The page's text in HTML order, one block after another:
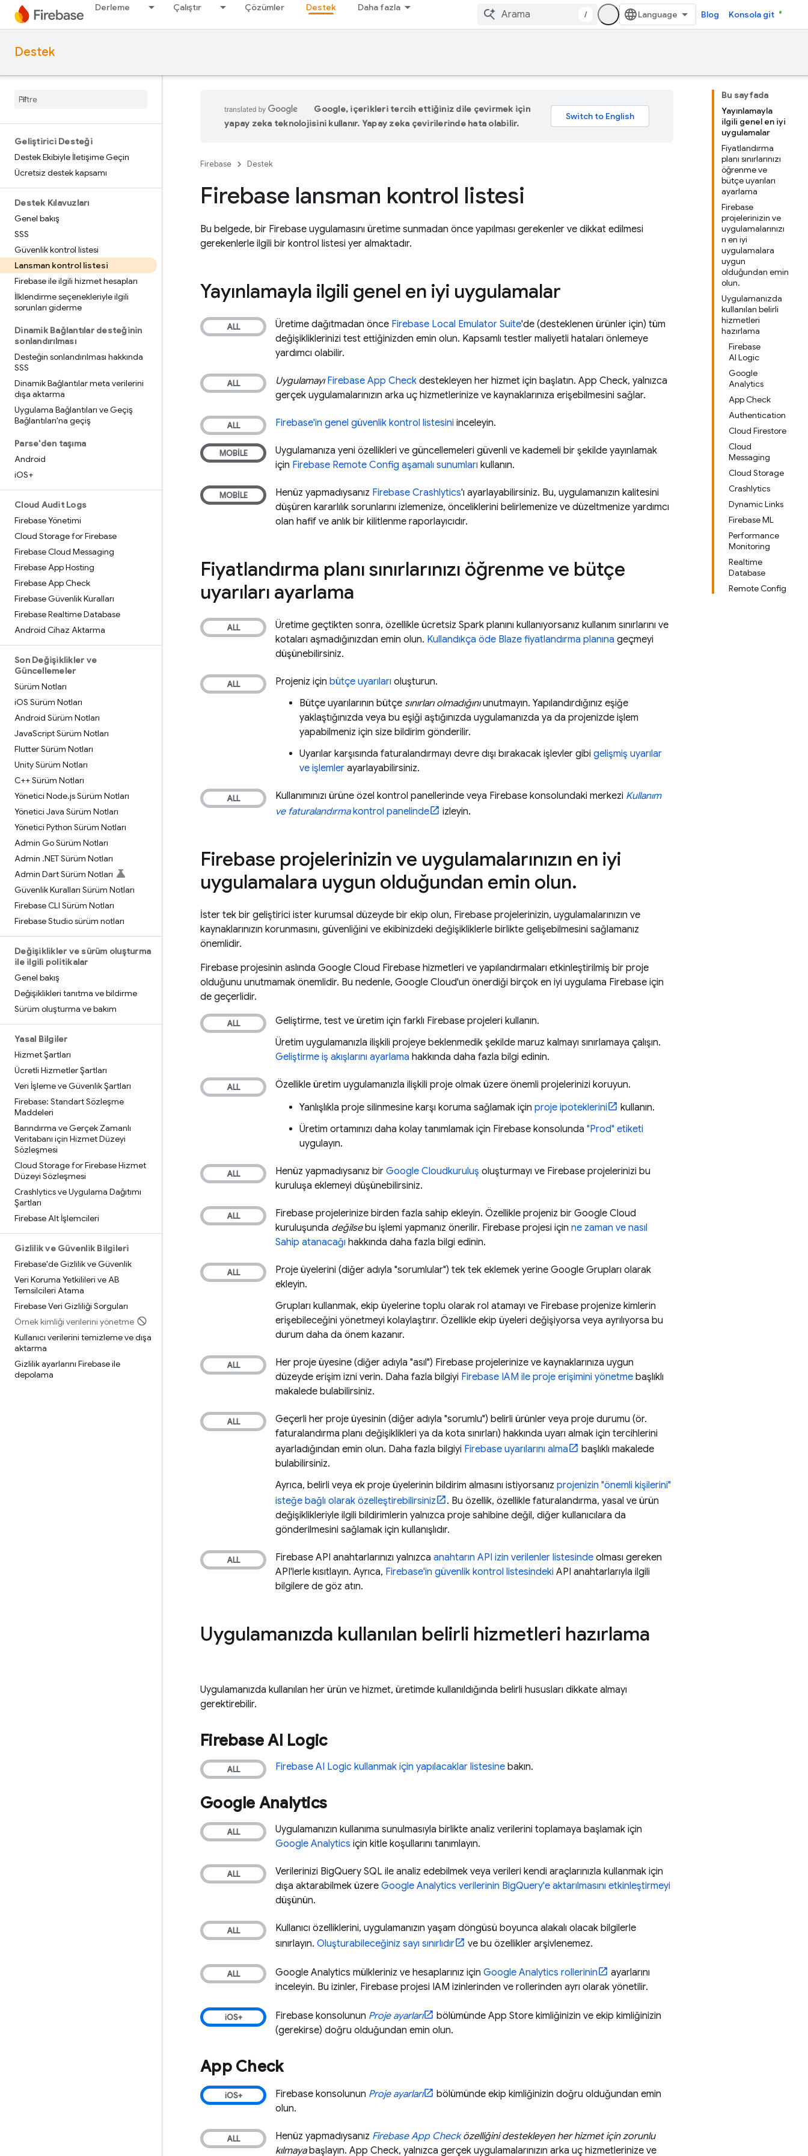
Derleme Çalıştır Çözümler Destek Daha fazla
/ Blog Konsola git
Destek
Geliştirici Desteği
Destek Ekibiyle İletişime Geçin
Ücretsiz destek kapsamı
Destek Kılavuzları
Genel bakış
SSS
Güvenlik kontrol listesi
Lansman kontrol listesi
Firebase ile ilgili hizmet hesapları
İlklendirme seçenekleriyle ilgili
sorunları giderme
Dinamik Bağlantılar desteğinin
sonlandırılması
Desteğin sonlandırılması hakkında
SSS
Dinamik Bağlantılar meta verilerini
dışa aktarma
Uygulama Bağlantıları ve Geçiş
Bağlantıları'na geçiş
Parse'den taşıma
Android
iOS+
Cloud Audit Logs
Firebase Yönetimi
Cloud Storage for Firebase
Firebase Cloud Messaging
Firebase App Hosting
Firebase App Check
Firebase Güvenlik Kuralları
Firebase Realtime Database
Android Cihaz Aktarma
Son Değişiklikler ve
Güncellemeler
Sürüm Notları
iOS Sürüm Notları
Android Sürüm Notları
JavaScript Sürüm Notları
Flutter Sürüm Notları
Unity Sürüm Notları
C++ Sürüm Notları
Yönetici Node.js Sürüm Notları
Yönetici Java Sürüm Notları
Yönetici Python Sürüm Notları
Admin Go Sürüm Notları
Admin .NET Sürüm Notları
Admin Dart Sürüm Notları
Güvenlik Kuralları Sürüm Notları
Firebase CLI Sürüm Notları
Firebase Studio sürüm notları
Değişiklikler ve sürüm oluşturma
ile ilgili politikalar
Genel bakış
Değişiklikleri tanıtma ve bildirme
Sürüm oluşturma ve bakım
Yasal Bilgiler
Hizmet Şartları
Ücretli Hizmetler Şartları
Veri İşleme ve Güvenlik Şartları
Firebase: Standart Sözleşme
Maddeleri
Barındırma ve Gerçek Zamanlı
Veritabanı için Hizmet Düzeyi
Sözleşmesi
Cloud Storage for Firebase Hizmet
Düzeyi Sözleşmesi
Crashlytics ve Uygulama Dağıtımı
Şartları
Firebase Alt İşlemcileri
Gizlilik ve Güvenlik Bilgileri
Firebase'de Gizlilik ve Güvenlik
Veri Koruma Yetkilileri ve AB
Temsilcileri Atama
Firebase Veri Gizliliği Sorguları
Örnek kimliği verilerini yönetme
Kullanıcı verilerini temizleme ve dışa
aktarma
Gizlilik ayarlarını Firebase ile
depolama
Bu sayfada
Yayınlamayla
ilgili genel en iyi
uygulamalar
Fiyatlandırma
planı sınırlarınızı
öğrenme ve
bütçe uyarıları
ayarlama
Firebase
projelerinizin ve
uygulamalarınızı
n en iyi
uygulamalara
uygun
olduğundan emin
olun.
Uygulamanızda
kullanılan belirli
hizmetleri
hazırlama
Firebase
AI Logic
Google
Analytics
App Check
Authentication
Cloud Firestore
Cloud
Messaging
Cloud Storage
Crashlytics
Dynamic Links
Firebase ML
Performance
Monitoring
Realtime
Database
Remote Config
Google, içerikleri tercih ettiğiniz dile çevirmek için
yapay zeka teknolojisini kullanır. Yapay zeka çevirilerinde hata olabilir.
Firebase Destek
Firebase lansman kontrol listesi
Bu belgede, bir Firebase uygulamasını üretime sunmadan önce yapılması gerekenler ve dikkat edilmesi
gerekenlerle ilgili bir kontrol listesi yer almaktadır.
Yayınlamayla ilgili genel en iyi uygulamalar
Üretime dağıtmadan önce Firebase Local Emulator Suite'de (desteklenen ürünler için) tüm
değişikliklerinizi test ettiğinizden emin olun. Kapsamlı testler maliyetli hataları önlemeye
yardımcı olabilir.
Uygulamayı Firebase App Check destekleyen her hizmet için başlatın. App Check, yalnızca
gerçek uygulamalarınızın arka uç hizmetlerinize ve kaynaklarınıza erişebilmesini sağlar.
Firebase'in genel güvenlik kontrol listesini inceleyin.
Uygulamanıza yeni özellikleri ve güncellemeleri güvenli ve kademeli bir şekilde yayınlamak
için Firebase Remote Config aşamalı sunumları kullanın.
Henüz yapmadıysanız Firebase Crashlytics'ı ayarlayabilirsiniz. Bu, uygulamanızın kalitesini
düşüren kararlılık sorunlarını izlemenize, önceliklerini belirlemenize ve düzeltmenize yardımcı
olan hafif ve anlık bir kilitlenme raporlayıcıdır.
Fiyatlandırma planı sınırlarınızı öğrenme ve bütçe
uyarıları ayarlama
Üretime geçtikten sonra, özellikle ücretsiz Spark planını kullanıyorsanız kullanım sınırlarını ve
kotaları aşmadığınızdan emin olun. Kullandıkça öde Blaze fiyatlandırma planına geçmeyi
düşünebilirsiniz.
Projeniz için bütçe uyarıları oluşturun.
Bütçe uyarılarının bütçe sınırları olmadığınıunutmayın. Yapılandırdığınız eşiğe
yaklaştığınızda veya bu eşiği aştığınızda uygulamanızda ya da projenizde işlem
yapabilmeniz için size bildirim gönderilir.
Uyarılar karşısında faturalandırmayı devre dışı bırakacak işlevler gibi gelişmiş uyarılar
ve işlemler ayarlayabilirsiniz.
Kullanımınızı ürüne özel kontrol panellerinde veya Firebase konsolundaki merkezi Kullanım
ve faturalandırmakontrol panelinde izleyin.
Firebase projelerinizin ve uygulamalarınızın en iyi
uygulamalara uygun olduğundan emin olun.
İster tek bir geliştirici ister kurumsal düzeyde bir ekip olun, Firebase projelerinizin, uygulamalarınızın ve
kaynaklarınızın korunmasını, güvenliğini ve ekibinizdeki değişikliklerle birlikte gelişebilmesini sağlamanız
önemlidir.
Firebase projesinin aslında Google Cloud Firebase hizmetleri ve yapılandırmaları etkinleştirilmiş bir proje
olduğunu unutmamak önemlidir. Bu nedenle, Google Cloud'un önerdiği birçok en iyi uygulama Firebase için
de geçerlidir.
Geliştirme, test ve üretim için farklı Firebase projeleri kullanın.
Üretim uygulamanızla ilişkili projeye beklenmedik şekilde maruz kalmayı sınırlamaya çalışın.
Geliştirme iş akışlarını ayarlama hakkında daha fazla bilgi edinin.
Özellikle üretim uygulamanızla ilişkili proje olmak üzere önemli projelerinizi koruyun.
Yanlışlıkla proje silinmesine karşı koruma sağlamak için proje ipoteklerini
kullanın.
Üretim ortamınızı daha kolay tanımlamak için Firebase konsolunda "Prod" etiketi
uygulayın.
Henüz yapmadıysanız bir Google Cloudkuruluş oluşturmayı ve Firebase projelerinizi bu
kuruluşa eklemeyi düşünebilirsiniz.
Firebase projelerinize birden fazla sahip ekleyin. Özellikle projeniz bir Google Cloud
kuruluşunda değilsebu işlemi yapmanız önerilir. Firebase projesi için ne zaman ve nasıl
Sahip atanacağı hakkında daha fazla bilgi edinin.
Proje üyelerini (diğer adıyla "sorumlular") tek tek eklemek yerine Google Grupları olarak
ekleyin.
Grupları kullanmak, ekip üyelerine toplu olarak rol atamayı ve Firebase projenize kimlerin
erişebileceğini yönetmeyi kolaylaştırır. Özellikle ekip üyeleri değişiyorsa veya ayrılıyorsa bu
durum daha da önem kazanır.
Her proje üyesine (diğer adıyla "asıl") Firebase projelerinize ve kaynaklarınıza uygun
düzeyde erişim izni verin. Daha fazla bilgiyi Firebase IAM ile proje erişimini yönetme başlıklı
makalede bulabilirsiniz.
Geçerli her proje üyesinin (diğer adıyla "sorumlu") belirli ürünler veya proje durumu (ör.
faturalandırma planı değişiklikleri ya da kota sınırları) hakkında uyarı almak için tercihlerini
ayarladığından emin olun. Daha fazla bilgiyi Firebase uyarılarını alma
başlıklı makalede
bulabilirsiniz.
Ayrıca, belirli veya ek proje üyelerinin bildirim almasını istiyorsanız projenizin "önemli kişilerini"
isteğe bağlı olarak özelleştirebilirsiniz
. Bu özellik, özellikle faturalandırma, yasal ve ürün
değişiklikleriyle ilgili bildirimlerin yalnızca proje sahibine değil, diğer kullanıcılara da
gönderilmesini sağlamak için kullanışlıdır.
Firebase API anahtarlarınızı yalnızca anahtarın API izin verilenler listesinde olması gereken
API'lerle kısıtlayın. Ayrıca, Firebase'in güvenlik kontrol listesindeki API anahtarlarıyla ilgili
bilgilere de göz atın.
Uygulamanızda kullanılan belirli hizmetleri hazırlama
Uygulamanızda kullanılan her ürün ve hizmet, üretimde kullanıldığında belirli hususları dikkate almayı
gerektirebilir.
Firebase AI Logic
Firebase AI Logic kullanmak için yapılacaklar listesine bakın.
Google Analytics
Uygulamanızın kullanıma sunulmasıyla birlikte analiz verilerini toplamaya başlamak için
Google Analytics için kitle koşullarını tanımlayın.
Verilerinizi BigQuery SQL ile analiz edebilmek veya verileri kendi araçlarınızla kullanmak için
dışa aktarabilmek üzere Google Analytics verilerinin BigQuery'e aktarılmasını etkinleştirmeyi
düşünün.
Kullanıcı özelliklerini, uygulamanızın yaşam döngüsü boyunca alakalı olacak bilgilerle
sınırlayın. Oluşturabileceğiniz sayı sınırlıdır ve bu özellikler arşivlenemez.
Google Analytics mülkleriniz ve hesaplarınız için Google Analytics rollerinin
ayarlarını
inceleyin. Bu izinler, Firebase projesi IAM izinlerinden ve rollerinden ayrı olarak yönetilir.
Firebase konsolunun Proje ayarları
bölümünde App Store kimliğinizin ve ekip kimliğinizin
(gerekirse) doğru olduğundan emin olun.
App Check
Firebase konsolunun Proje ayarları
bölümünde ekip kimliğinizin doğru olduğundan emin
olun.
Henüz yapmadıysanız Firebase App Checközelliğini destekleyen her hizmet için zorunlu
kılmayabaşlayın. App Check, yalnızca gerçek uygulamalarınızın arka uç hizmetlerinize ve